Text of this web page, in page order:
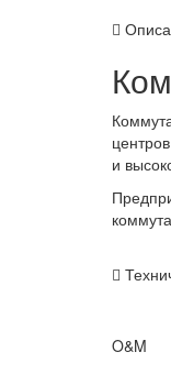
и
O&M